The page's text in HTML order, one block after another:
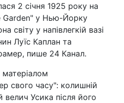
2 січня 1925 року на
Garden" у Нью-Йорку
світу у напівлегкій вазі
Луїс Каплан та
пише 24 Канал.
свого часу": колишній
велич Усика після його